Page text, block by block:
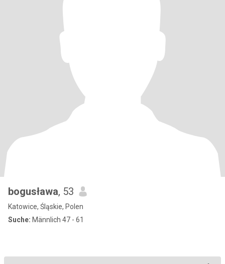
bogusława, 53
Katowice, Śląskie, Polen
Suche: Männlich 47 - 61